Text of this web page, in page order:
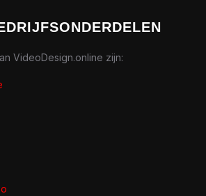
VideoDesign.online zijn: